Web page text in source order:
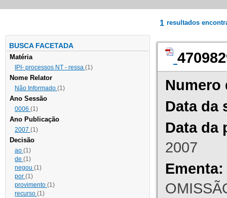
BUSCA FACETADA
Matéria
IPI- processos NT - ressa (1)
Nome Relator
Não Informado (1)
Ano Sessão
0006 (1)
Ano Publicação
2007 (1)
Decisão
ao (1)
de (1)
negou (1)
por (1)
provimento (1)
recurso (1)
1 resultados
Numero
Data da
Data da
2007
Ementa: